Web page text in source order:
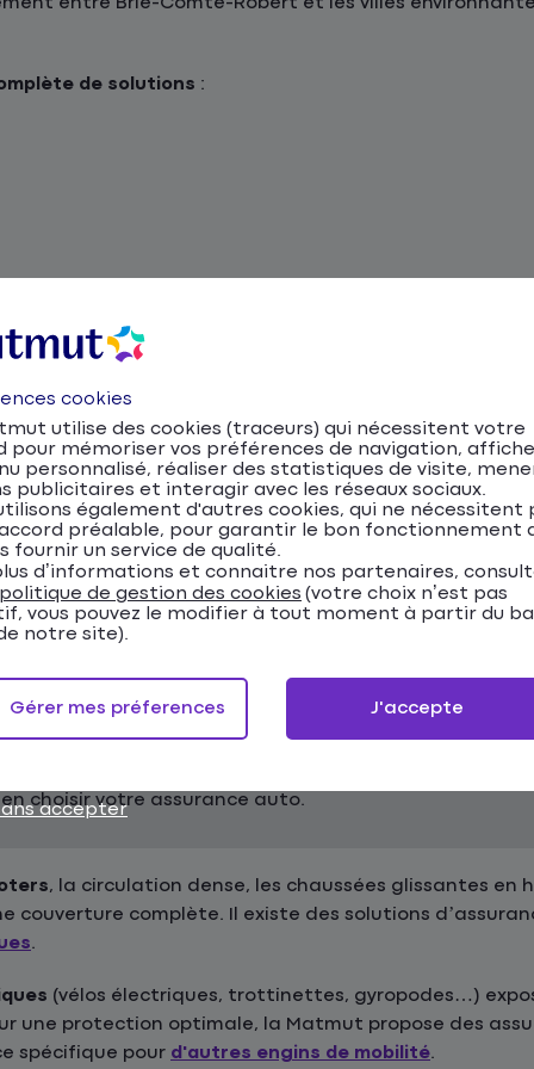
de solutions :
un accompagnement personnalisé !
moto, scooter et
profiter d’un réseau routier bien développé,
privilégié, les transports en commun et les
assurance auto en ligne.
comporte des risques spécifiques qu'il est
difficile et sinistres nécessitent une assurance
choisir votre assurance auto.
, la circulation dense, les chaussées glissantes en
couverture complète. Il existe des solutions
.
(vélos électriques, trottinettes, gyropodes…)
une protection optimale, la Matmut propose des
spécifique pour d'autres engins de mobilité.
cookies
utilise des cookies (traceurs) qui nécessitent votre
pour mémoriser vos préférences de navigation,
personnalisé, réaliser des statistiques de visite,
publicitaires et interagir avec les réseaux sociaux.
également d'autres cookies, qui ne nécessitent
préalable, pour garantir le bon fonctionnement
fournir un service de qualité.
d’informations et connaitre nos partenaires,
politique de gestion des cookies (votre choix n’est pas
vous pouvez le modifier à tout moment à partir du
notre site).
accepter
Gérer mes préferences J'accepte